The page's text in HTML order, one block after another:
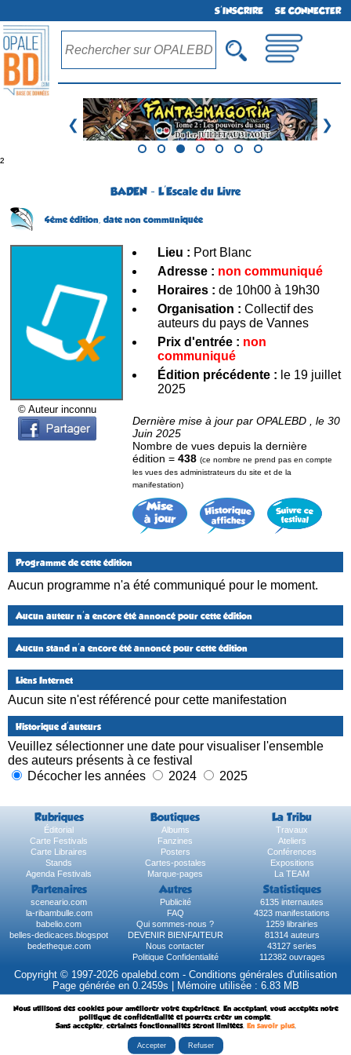
S'INSCRIRE SE CONNECTER
❮ ❯
²
BADEN - L'Escale du Livre
4ème édition, date non communiquée
© Auteur inconnu
Lieu : Port Blanc
Adresse : non communiqué
Horaires : de 10h00 à 19h30
Organisation : Collectif des
auteurs du pays de Vannes
Prix d'entrée : non
communiqué
Édition précédente : le 19 juillet
2025
Dernière mise à jour par OPALEBD , le 30
Juin 2025
Nombre de vues depuis la dernière
édition = 438 (ce nombre ne prend pas en compte
les vues des administrateurs du site et de la
manifestation)
Programme de cette édition
Aucun programme n'a été communiqué pour le moment.
Aucun auteur n'a encore été annoncé pour cette édition
Aucun stand n'a encore été annoncé pour cette édition
Liens Internet
Aucun site n'est référencé pour cette manifestation
Historique d'auteurs
Veuillez sélectionner une date pour visualiser l'ensemble
des auteurs présents à ce festival
Décocher les années
2024 2025
Rubriques Boutiques La Tribu
Éditorial Albums
Travaux
Carte Festivals
Fanzines
Ateliers
Carte Libraires
Posters
Conférences
Stands
Cartes-postales
Expositions
Agenda Festivals
Marque-pages La TEAM
Partenaires Autres Statistiques
sceneario.com Publicité
6135 internautes
la-ribambulle.com
FAQ
4323 manifestations
babelio.com
Qui sommes-nous ?
1259 librairies
belles-dedicaces.blogspot
DEVENIR BIENFAITEUR
81314 auteurs
bedetheque.com
Nous contacter
43127 series
Politique Confidentialité
112382 ouvrages
Copyright © 1997-2026 opalebd.com - Conditions générales d'utilisation
Page générée en 0.2459s | Mémoire utilisée : 6.83 MB
Nous utilisons des cookies pour améliorer votre expérience. En acceptant, vous acceptez notre
politique de confidentialité et pourrez créer un compte.
Sans accepter, certaines fonctionnalités seront limitées. En savoir plus.
Accepter Refuser